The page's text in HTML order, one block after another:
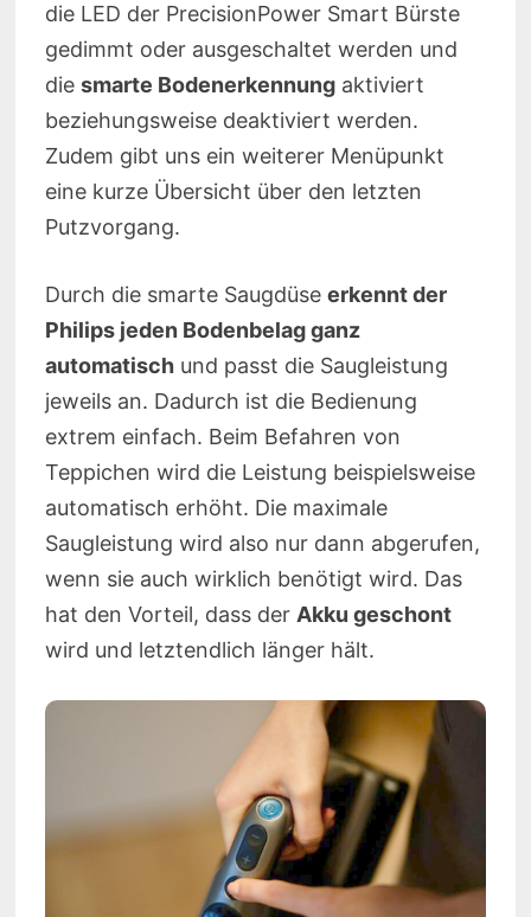
die LED der PrecisionPower Smart Bürste
gedimmt oder ausgeschaltet werden und
die smarte Bodenerkennungaktiviert
beziehungsweise deaktiviert werden.
Zudem gibt uns ein weiterer Menüpunkt
eine kurze Übersicht über den letzten
Putzvorgang.
Durch die smarte Saugdüse erkennt der
Philips jeden Bodenbelag ganz
automatischund passt die Saugleistung
jeweils an. Dadurch ist die Bedienung
extrem einfach. Beim Befahren von
Teppichen wird die Leistung beispielsweise
automatisch erhöht. Die maximale
Saugleistung wird also nur dann abgerufen,
wenn sie auch wirklich benötigt wird. Das
hat den Vorteil, dass der Akku geschont
wird und letztendlich länger hält.